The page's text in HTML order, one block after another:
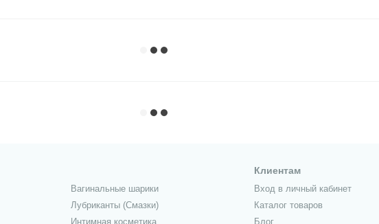
Вагинальные шарики
Лубриканты (Смазки)
Интимная косметика
Клиентам
Вход в личный кабинет
Каталог товаров
Блог